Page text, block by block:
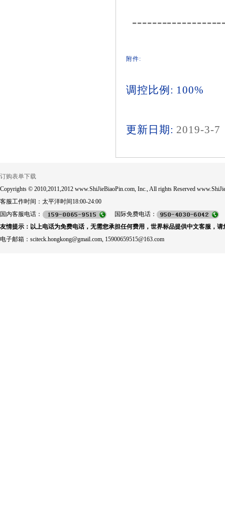
附件:
调控比例: 100%
更新日期: 2019-3-7
订购表单下载
Copyrights © 2010,2011,2012 www.ShiJieBiaoPin.com, Inc., All rights Reserved
客服工作时间：太平洋时间18:00-24:00
国内客服电话：
国际免费电话：
友情提示：以上电话为免费电话，无需您承担任何费用，世界标品提供中文客服，请
电子邮箱：sciteck.hongkong@gmail.com, 15900659515@163.com